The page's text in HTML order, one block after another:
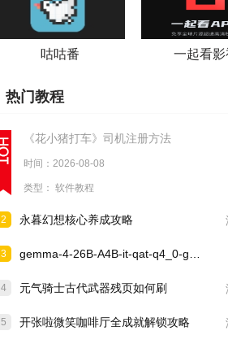
咕咕番 一起看影
热门教程
《花小猪打车》司机注册方法
时间：2026-08-08
类型： 软件教程
2 永暮幻想核心养成攻略
3
4 元气骑士古代武器残页如何刷
5 开张啦微笑咖啡厅全成就解锁攻略